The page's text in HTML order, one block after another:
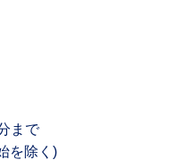
まで
を除く)